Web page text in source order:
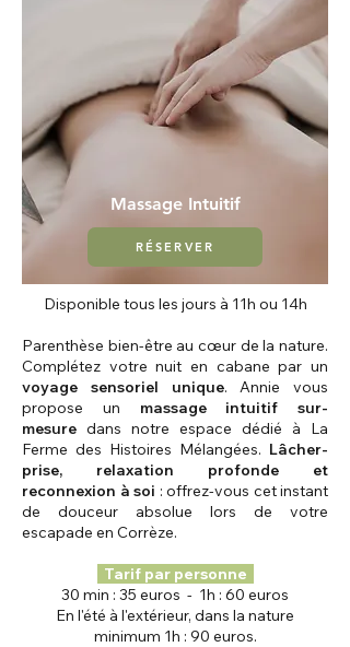
Massage Intuitif
RÉSERVER
Disponible tous les jours à 11h ou 14h
Parenthèse bien-être au cœur de la nature.
Complétez votre nuit en cabane par un
voyage sensoriel unique. Annie vous
propose un massage intuitif sur-
mesure dans notre espace dédié à La
Ferme des Histoires Mélangées. Lâcher-
prise, relaxation profonde et
reconnexion à soi : offrez-vous cet instant
de douceur absolue lors de votre
escapade en Corrèze.
Tarif par personne
30 min : 35 euros - 1h : 60 euros
En l'été à l'extérieur, dans la nature
minimum 1h : 90 euros.